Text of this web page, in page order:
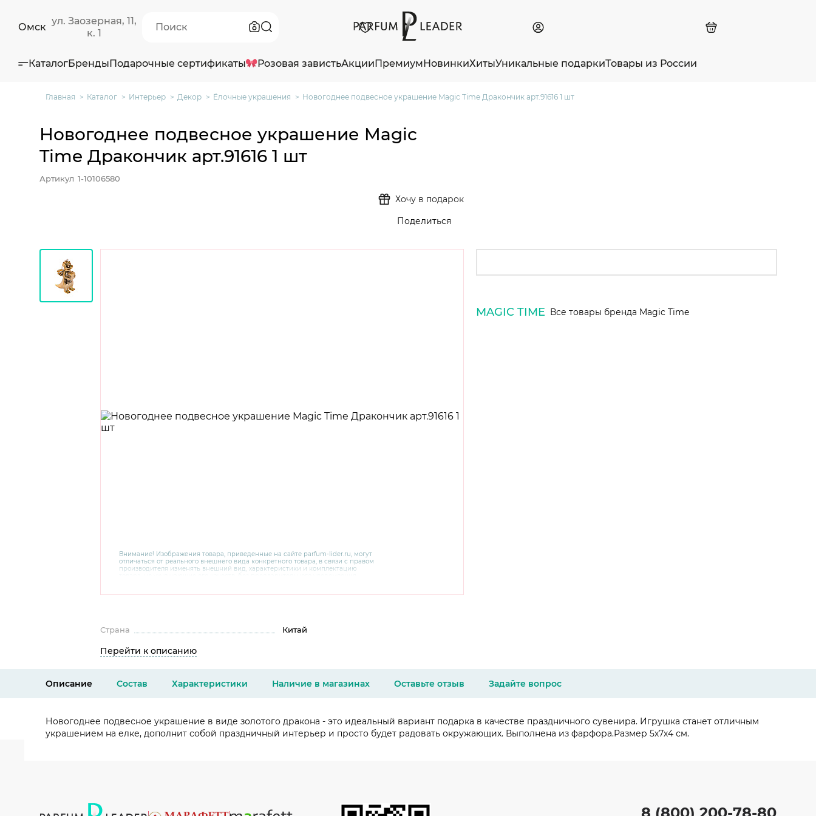
Омск
ул. Заозерная, 11,
к. 1
КаталогБрендыПодарочные сертификаты Розовая завистьАкцииПремиумНовинкиХитыУникальные подаркиТовары из России
Главная Каталог Интерьер Декор Ёлочные украшения Новогоднее подвесное украшение Magic Time Дракончик арт.91616 1 шт
Внимание! Изображения товара, приведенные на сайте parfum-lider.ru, могут
отличаться от реального внешнего вида конкретного товара, в связи с правом
производителя изменять внешний вид, характеристики и комплектацию
консультантов по номеру 8 800 200 78 80.
Новогоднее подвесное украшение Magic
Time Дракончик арт.91616 1 шт
Артикул 1-10106580
Хочу в подарок
Поделиться
Страна Китай
Перейти к описанию
MAGIC TIME Все товары бренда Magic Time
Описание Состав Характеристики Наличие в магазинах Оставьте отзыв Задайте вопрос
Новогоднее подвесное украшение в виде золотого дракона - это идеальный вариант подарка в качестве праздничного сувенира. Игрушка станет отличным
украшением на елке, дополнит собой праздничный интерьер и просто будет радовать окружающих. Выполнена из фарфора.Размер 5х7х4 см.